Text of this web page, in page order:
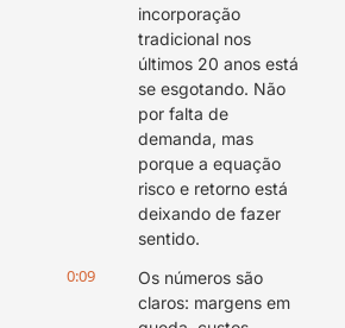
incorporação
tradicional nos
últimos 20 anos está
se esgotando. Não
por falta de
demanda, mas
porque a equação
risco e retorno está
deixando de fazer
sentido.
0:09
Os números são
claros: margens em